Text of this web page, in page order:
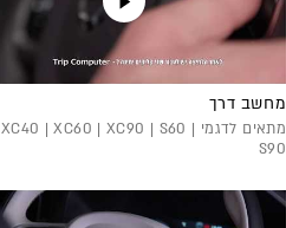
מחשב דרך
מתאים לדגמי XC40 | XC60 | XC90 | S60 |
S90